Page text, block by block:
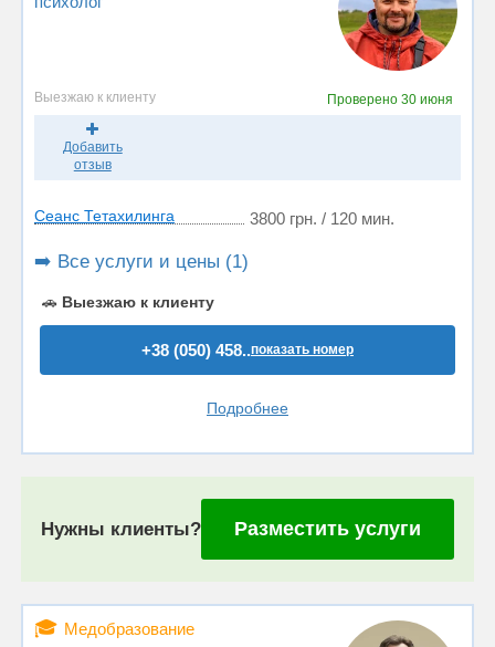
Выезжаю к клиенту Проверено 30 июня
Добавить
отзыв
Сеанс Тетахилинга 3800 грн. / 120 мин.
➡️ Все услуги и цены (1)
🚗 Выезжаю к клиенту
+38 (050) 458..показать номер
Подробнее
Нужны клиенты? Разместить услуги
🎓 Медобразование